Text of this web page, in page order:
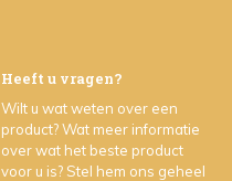
Heeft u vragen?
Wilt u wat weten over een
product? Wat meer informatie
over wat het beste product
voor u is? Stel hem ons geheel